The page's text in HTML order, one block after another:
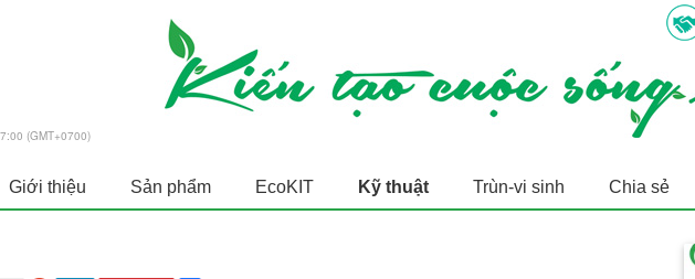
(GMT+0700)
Giới thiệu Sản phẩm EcoKIT Kỹ thuật Trùn-vi sinh Chia sẻ